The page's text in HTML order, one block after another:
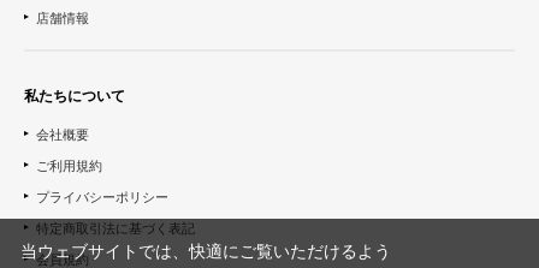
店舗情報
私たちについて
会社概要
ご利用規約
プライバシーポリシー
特定商取引法に基づく表記
会員規約
当ウェブサイトでは、快適にご覧いただけるよう